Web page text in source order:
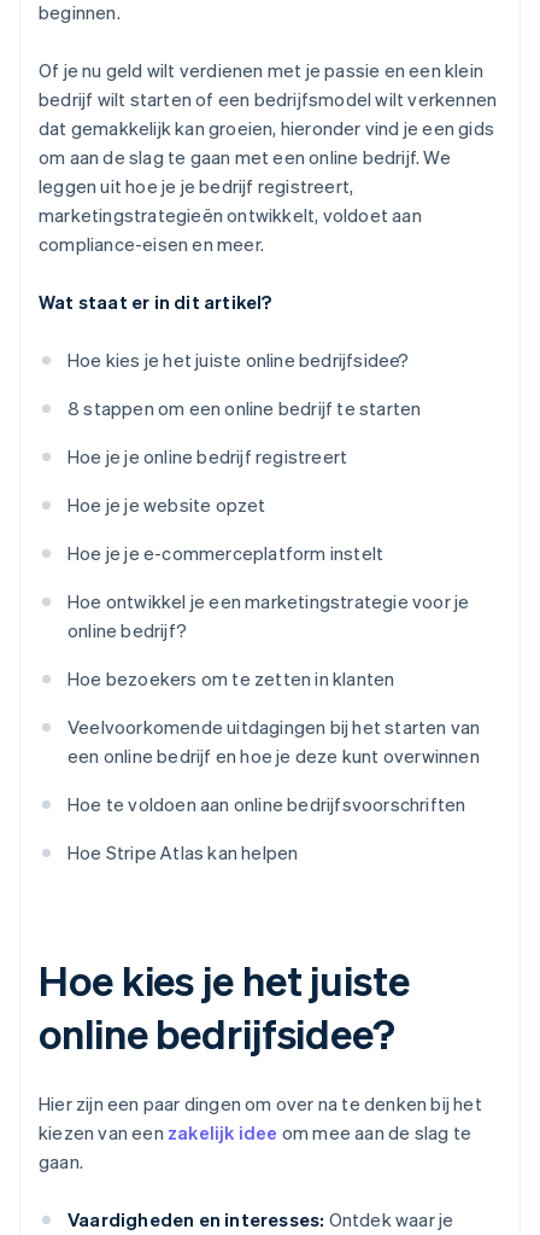
beginnen.
Of je nu geld wilt verdienen met je passie en een klein
bedrijf wilt starten of een bedrijfsmodel wilt verkennen
dat gemakkelijk kan groeien, hieronder vind je een gids
om aan de slag te gaan met een online bedrijf. We
leggen uit hoe je je bedrijf registreert,
marketingstrategieën ontwikkelt, voldoet aan
compliance-eisen en meer.
Wat staat er in dit artikel?
Hoe kies je het juiste online bedrijfsidee?
8 stappen om een online bedrijf te starten
Hoe je je online bedrijf registreert
Hoe je je website opzet
Hoe je je e-commerceplatform instelt
Hoe ontwikkel je een marketingstrategie voor je
online bedrijf?
Hoe bezoekers om te zetten in klanten
Veelvoorkomende uitdagingen bij het starten van
een online bedrijf en hoe je deze kunt overwinnen
Hoe te voldoen aan online bedrijfsvoorschriften
Hoe Stripe Atlas kan helpen
Hoe kies je het juiste
online bedrijfsidee?
Hier zijn een paar dingen om over na te denken bij het
kiezen van een zakelijk idee om mee aan de slag te
gaan.
Vaardigheden en interesses: Ontdek waar je